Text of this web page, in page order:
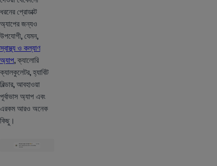
ধরনের প্রোডাক্ট
অ্যাপের জন্যও
উপযোগী, যেমন,
স্বাস্থ্য ও কল্যাণ
অ্যাপ, ক্যালোরি
ক্যালকুলেটর, হ্যাবিট
বিল্ডার, আবহাওয়া
পূর্বাভাস অ্যাপ এবং
এরকম আরও অনেক
কিছু।